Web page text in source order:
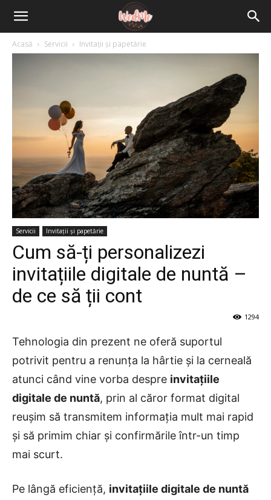
Acasă Servicii Invitații și papetărie
Servicii Invitații și papetărie
Cum să-ți personalizezi
invitațiile digitale de nuntă –
de ce să ții cont
1294
Tehnologia din prezent ne oferă suportul
potrivit pentru a renunța la hârtie și la cerneală
atunci când vine vorba despre invitațiile
digitale de nuntă, prin al căror format digital
reușim să transmitem informația mult mai rapid
și să primim chiar și confirmările într-un timp
mai scurt.
Pe lângă eficiență, invitațiile digitale de nuntă